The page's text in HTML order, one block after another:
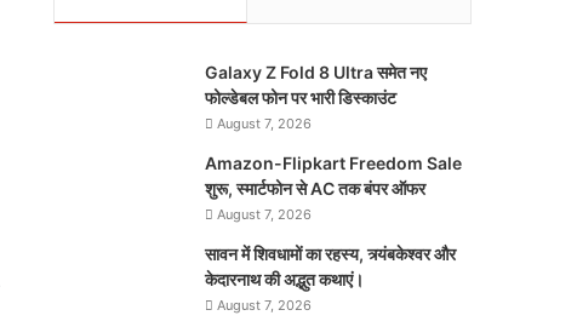
Galaxy Z Fold 8 Ultra समेत नए
फोल्डेबल फोन पर भारी डिस्काउंट
August 7, 2026
Amazon-Flipkart Freedom Sale
शुरू, स्मार्टफोन से AC तक बंपर ऑफर
August 7, 2026
सावन में शिवधामों का रहस्य, त्र्यंबकेश्वर और
केदारनाथ की अद्भुत कथाएं।
August 7, 2026